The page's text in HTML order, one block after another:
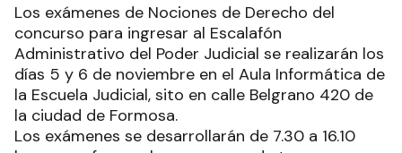
Los exámenes de Nociones de Derecho del
concurso para ingresar al Escalafón
Administrativo del Poder Judicial se realizarán los
días 5 y 6 de noviembre en el Aula Informática de
la Escuela Judicial, sito en calle Belgrano 420 de
la ciudad de Formosa.
Los exámenes se desarrollarán de 7.30 a 16.10